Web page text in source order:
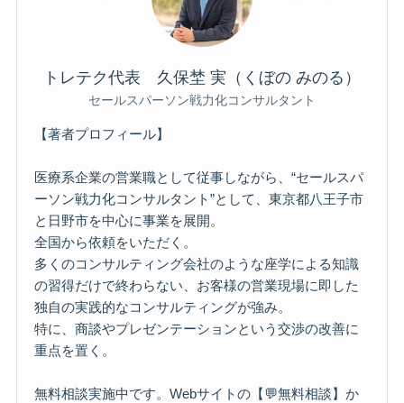
トレテク代表 久保埜 実（くぼの みのる）
セールスパーソン戦力化コンサルタント
【著者プロフィール】
医療系企業の営業職として従事しながら、“セールスパ
ーソン戦力化コンサルタント”として、東京都八王子市
と日野市を中心に事業を展開。
全国から依頼をいただく。
多くのコンサルティング会社のような座学による知識
の習得だけで終わらない、お客様の営業現場に即した
独自の実践的なコンサルティングが強み。
特に、商談やプレゼンテーションという交渉の改善に
重点を置く。
無料相談実施中です。Webサイトの【💬無料相談】か